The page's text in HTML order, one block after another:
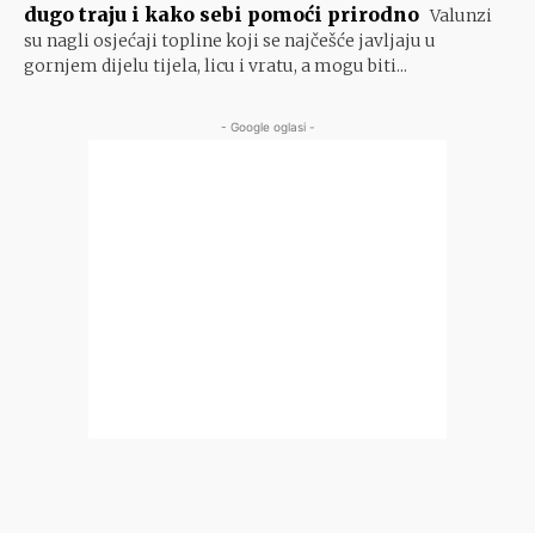
dugo traju i kako sebi pomoći prirodno Valunzi
su nagli osjećaji topline koji se najčešće javljaju u
gornjem dijelu tijela, licu i vratu, a mogu biti...
- Google oglasi -